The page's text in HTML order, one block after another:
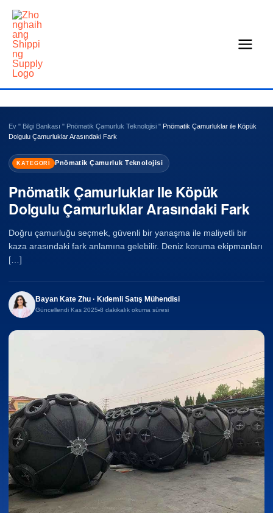
İçeriğe
geç
Ev " Bilgi Bankası " Pnömatik Çamurluk Teknolojisi " Pnömatik Çamurluklar ile Köpük
Dolgulu Çamurluklar Arasındaki Fark
KATEGORI Pnömatik Çamurluk Teknolojisi
Pnömatik Çamurluklar Ile Köpük
Dolgulu Çamurluklar Arasındaki Fark
Doğru çamurluğu seçmek, güvenli bir yanaşma ile maliyetli bir
kaza arasındaki fark anlamına gelebilir. Deniz koruma ekipmanları
[…]
Bayan Kate Zhu · Kıdemli Satış Mühendisi
Güncellendi Kas 2025 8 dakikalık okuma süresi